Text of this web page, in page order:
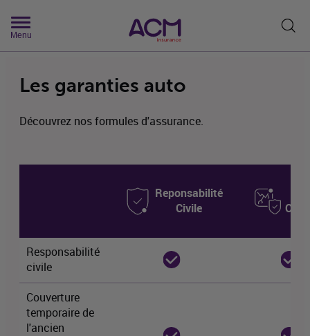
Menu
Les garanties auto
Découvrez nos formules d'assurance.
Reponsabilité
Civile
Responsabilité
civile
Couverture
temporaire de
l'ancien